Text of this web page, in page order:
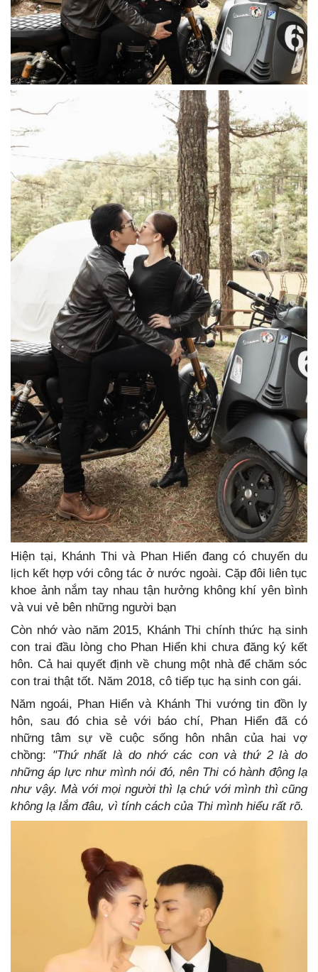
Hiện tại, Khánh Thi và Phan Hiển đang có chuyến du
lịch kết hợp với công tác ở nước ngoài. Cặp đôi liên tục
khoe ảnh nắm tay nhau tận hưởng không khí yên bình
và vui vẻ bên những người bạn
Còn nhớ vào năm 2015, Khánh Thi chính thức hạ sinh
con trai đầu lòng cho Phan Hiển khi chưa đăng ký kết
hôn. Cả hai quyết định về chung một nhà để chăm sóc
con trai thật tốt. Năm 2018, cô tiếp tục hạ sinh con gái.
Năm ngoái, Phan Hiển và Khánh Thi vướng tin đồn ly
hôn, sau đó chia sẻ với báo chí, Phan Hiển đã có
những tâm sự về cuộc sống hôn nhân của hai vợ
chồng: "Thứ nhất là do nhớ các con và thứ 2 là do
những áp lực như mình nói đó, nên Thi có hành động lạ
như vậy. Mà với mọi người thì lạ chứ với mình thì cũng
không lạ lắm đâu, vì tính cách của Thi mình hiểu rất rõ.